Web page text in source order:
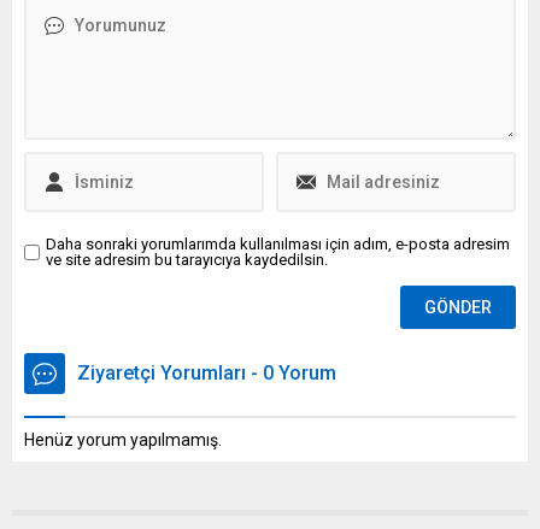
çember daralıyor, bir gece
Daha sonraki yorumlarımda kullanılması için adım, e-posta adresim
ve site adresim bu tarayıcıya kaydedilsin.
Ziyaretçi Yorumları - 0 Yorum
Henüz yorum yapılmamış.